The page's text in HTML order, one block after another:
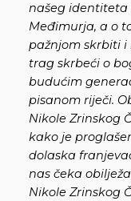
našeg identiteta
Međimurja, a o
pažnjom skrbiti i
trag skrbeći o
budućim
pisanom riječi.
Nikole Zrinskog
kako je
dolaska
nas čeka
Nikole Zrinskog